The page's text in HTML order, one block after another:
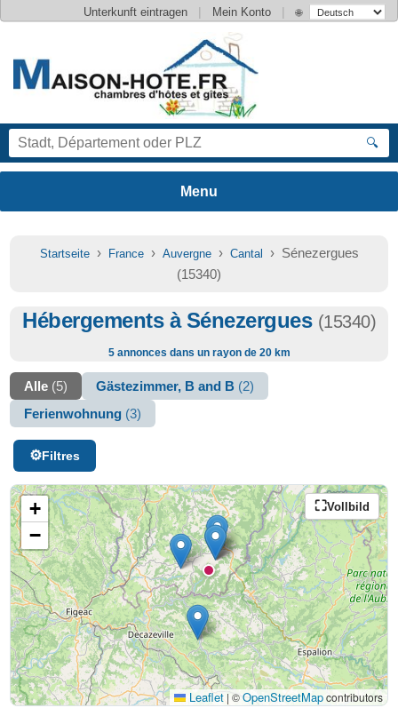
Unterkunft eintragen | Mein Konto | 🌐
🔍
Startseite› France› Auvergne› Cantal
› Sénezergues
(15340)
Hébergements à Sénezergues (15340)
5 annonces dans un rayon de 20 km
Alle (5) Gästezimmer, B and B (2)
Ferienwohnung (3)
Filtres
Vollbild
+
−
Leaflet | ©OpenStreetMapcontributors